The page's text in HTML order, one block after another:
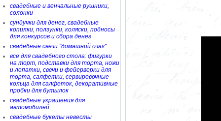
свадебные и венчальные рушники,
солонки
сундучки для денег, свадебные
копилки, ползунки, коляски, подносы
для конкурсов и сбора денег
свадебные свечи "домашний очаг"
все для свадебного стола: фигурки
на торт, подставки для торта, ножи
и лопатки, свечи и фейерверки для
торта, салфетки, сервировочные
кольца для салфеток, декоративные
пробки для бутылок
свадебные украшения для
автомобилей
свадебные букеты невесты